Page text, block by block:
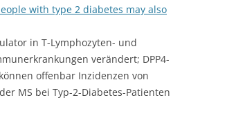
with type 2 diabetes may also
in T-Lymphozyten- und
verändert; DPP4-
offenbar Inzidenzen von
MS bei Typ-2-Diabetes-Patienten